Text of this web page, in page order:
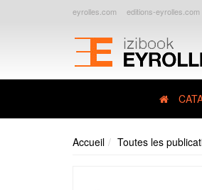
eyrolles.com editions-eyrolles.com
Accueil Toutes les